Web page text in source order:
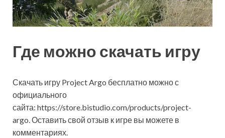
Где можно скачать игру
Скачать игру Project Argo бесплатно можно с
официального
сайта: https://store.bistudio.com/products/project-
argo. Оставить свой отзыв к игре вы можете в
комментариях.